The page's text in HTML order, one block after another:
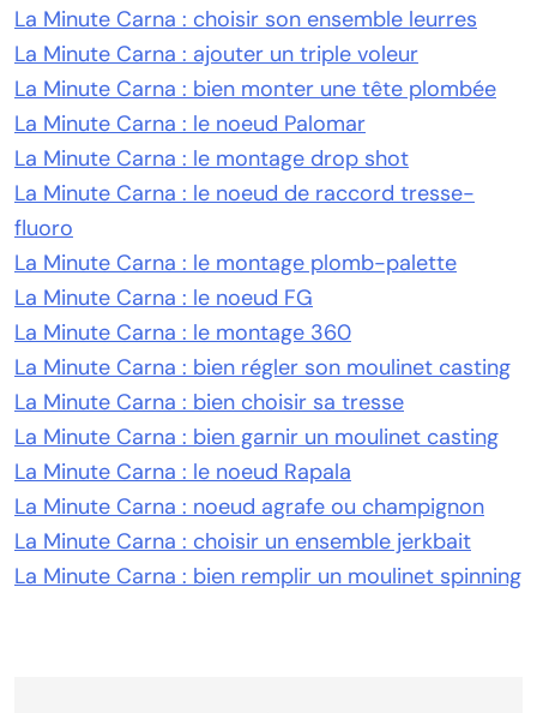
La Minute Carna : choisir son ensemble leurres
La Minute Carna : ajouter un triple voleur
La Minute Carna : bien monter une tête plombée
La Minute Carna : le noeud Palomar
La Minute Carna : le montage drop shot
La Minute Carna : le noeud de raccord tresse-
fluoro
La Minute Carna : le montage plomb-palette
La Minute Carna : le noeud FG
La Minute Carna : le montage 360
La Minute Carna : bien régler son moulinet casting
La Minute Carna : bien choisir sa tresse
La Minute Carna : bien garnir un moulinet casting
La Minute Carna : le noeud Rapala
La Minute Carna : noeud agrafe ou champignon
La Minute Carna : choisir un ensemble jerkbait
La Minute Carna : bien remplir un moulinet spinning